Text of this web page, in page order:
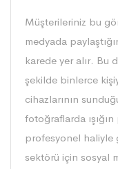
Müşterileriniz bu
medyada
karede yer alır. Bu
şekilde binlerce
cihazlarının
fotoğraflarda
profesyonel haliyle
sektörü için sosyal